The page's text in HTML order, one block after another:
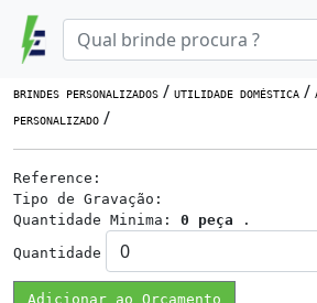
BRINDES PERSONALIZADOS / UTILIDADE DOMÉSTICA /
PERSONALIZADO /
Reference:
Tipo de Gravação:
Quantidade Minima: 0 peça .
Quantidade
Adicionar ao Orçamento